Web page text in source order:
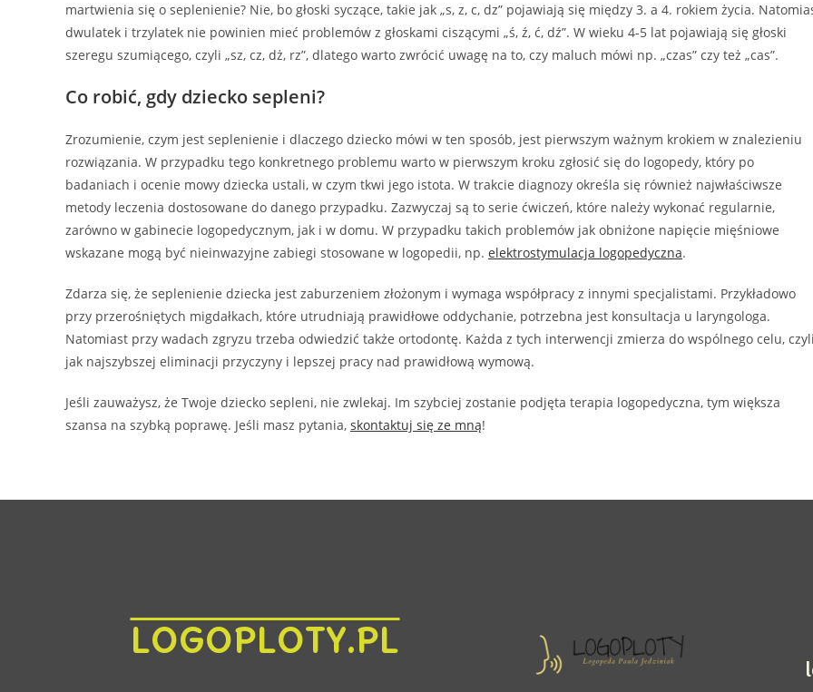
martwienia się o seplenienie? Nie, bo głoski syczące, takie jak „s, z, c, dz” pojawiają się między 3. a 4. rokiem życia.
dwulatek i trzylatek nie powinien mieć problemów z głoskami ciszącymi „ś, ź, ć, dź”. W wieku 4-5 lat pojawiają się głoski
szeregu szumiącego, czyli „sz, cz, dż, rz”, dlatego warto zwrócić uwagę na to, czy maluch mówi np. „czas” czy też „cas”.
Co robić, gdy dziecko sepleni?
Zrozumienie, czym jest seplenienie i dlaczego dziecko mówi w ten sposób, jest pierwszym ważnym krokiem w znalezieniu
rozwiązania. W przypadku tego konkretnego problemu warto w pierwszym kroku zgłosić się do logopedy, który po
badaniach i ocenie mowy dziecka ustali, w czym tkwi jego istota. W trakcie diagnozy określa się również najwłaściwsze
metody leczenia dostosowane do danego przypadku. Zazwyczaj są to serie ćwiczeń, które należy wykonać regularnie,
zarówno w gabinecie logopedycznym, jak i w domu. W przypadku takich problemów jak obniżone napięcie mięśniowe
wskazane mogą być nieinwazyjne zabiegi stosowane w logopedii, np. elektrostymulacja logopedyczna.
Zdarza się, że seplenienie dziecka jest zaburzeniem złożonym i wymaga współpracy z innymi specjalistami. Przykładowo
przy przerośniętych migdałkach, które utrudniają prawidłowe oddychanie, potrzebna jest konsultacja u laryngologa.
Natomiast przy wadach zgryzu trzeba odwiedzić także ortodontę. Każda z tych interwencji zmierza do wspólnego celu,
jak najszybszej eliminacji przyczyny i lepszej pracy nad prawidłową wymową.
Jeśli zauważysz, że Twoje dziecko sepleni, nie zwlekaj. Im szybciej zostanie podjęta terapia logopedyczna, tym większa
szansa na szybką poprawę. Jeśli masz pytania, skontaktuj się ze mną!
logoploty.pl